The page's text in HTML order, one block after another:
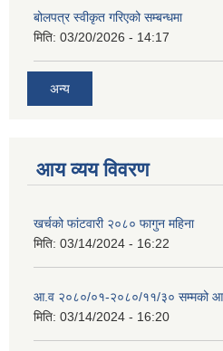
बोलपत्र स्वीकृत गरिएको सम्बन्धमा
मिति: 03/20/2026 - 14:17
अन्य
आय व्यय विवरण
खर्चको फांटवारी २०८० फागुन महिना
मिति: 03/14/2024 - 16:22
आ.व २०८०/०१-२०८०/११/३० सम्मको
मिति: 03/14/2024 - 16:20